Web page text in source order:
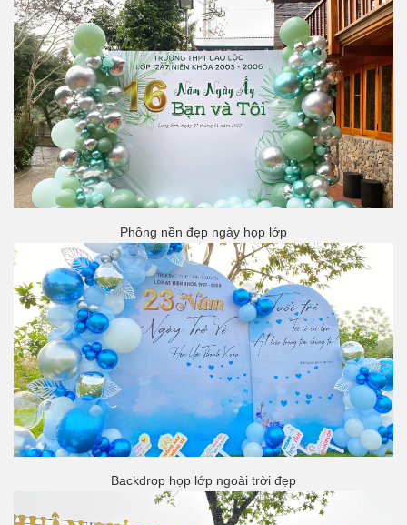
Phông nền đẹp ngày họp lớp
Backdrop họp lớp ngoài trời đẹp